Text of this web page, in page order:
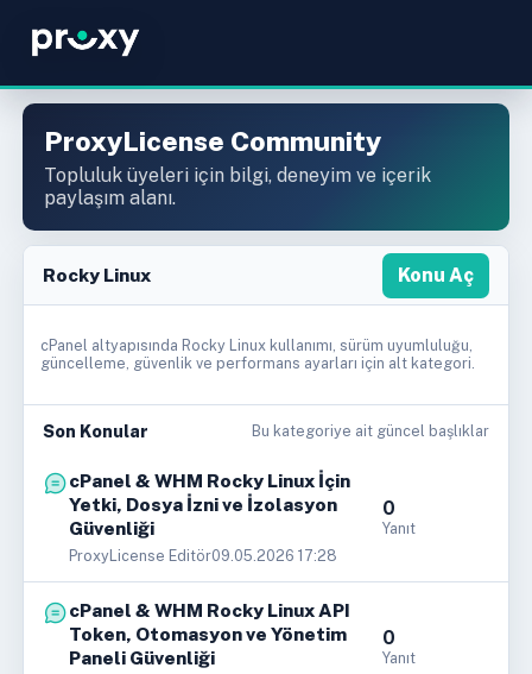
ProxyLicense Community
Topluluk üyeleri için bilgi, deneyim ve içerik
paylaşım alanı.
Rocky Linux Konu Aç
cPanel altyapısında Rocky Linux kullanımı, sürüm uyumluluğu,
güncelleme, güvenlik ve performans ayarları için alt kategori.
Son Konular Bu kategoriye ait güncel başlıklar
cPanel & WHM Rocky Linux İçin
Yetki, Dosya İzni ve İzolasyon
Güvenliği
ProxyLicense Editör09.05.2026 17:28
0
Yanıt
cPanel & WHM Rocky Linux API
Token, Otomasyon ve Yönetim
Paneli Güvenliği
0
Yanıt